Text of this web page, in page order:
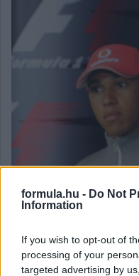
formula.hu - Do Not
Information
If you wish to opt-out of
processing of your
targeted advertising by
Michael Schumacher és
szezont töltöttek a
Ross Brawn megpróbálta.
részletek